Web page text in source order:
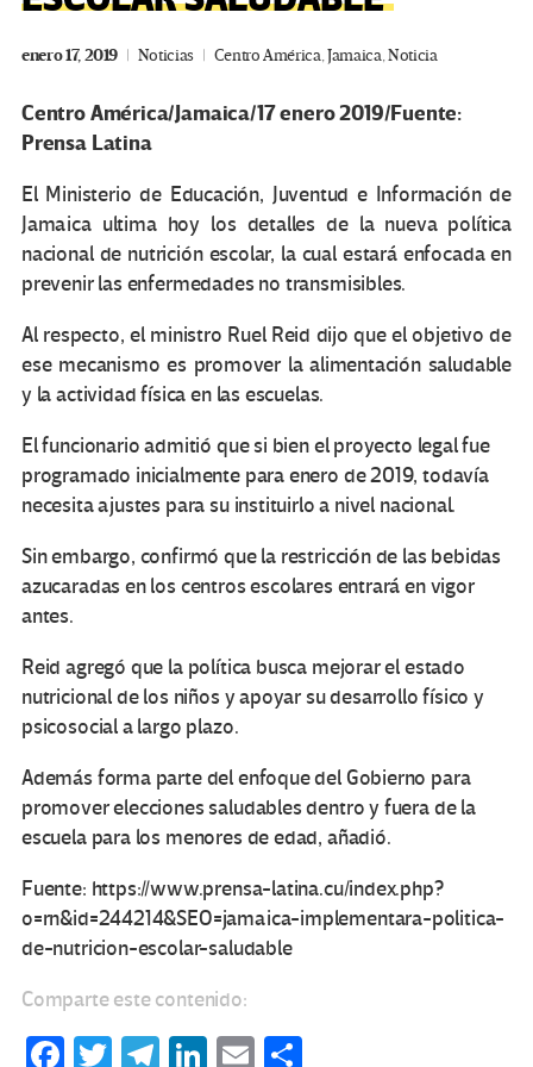
enero 17, 2019 Noticias Centro América,Jamaica,Noticia
Centro América/Jamaica/17 enero 2019/Fuente:
Prensa Latina
El Ministerio de Educación, Juventud e Información de
Jamaica ultima hoy los detalles de la nueva política
nacional de nutrición escolar, la cual estará enfocada en
prevenir las enfermedades no transmisibles.
Al respecto, el ministro Ruel Reid dijo que el objetivo de
ese mecanismo es promover la alimentación saludable
y la actividad física en las escuelas.
El funcionario admitió que si bien el proyecto legal fue
programado inicialmente para enero de 2019, todavía
necesita ajustes para su instituirlo a nivel nacional.
Sin embargo, confirmó que la restricción de las bebidas
azucaradas en los centros escolares entrará en vigor
antes.
Reid agregó que la política busca mejorar el estado
nutricional de los niños y apoyar su desarrollo físico y
psicosocial a largo plazo.
Además forma parte del enfoque del Gobierno para
promover elecciones saludables dentro y fuera de la
escuela para los menores de edad, añadió.
Fuente: https://www.prensa-latina.cu/index.php?
o=rn&id=244214&SEO=jamaica-implementara-politica-
de-nutricion-escolar-saludable
Comparte este contenido:
Fa T
Te Li
E